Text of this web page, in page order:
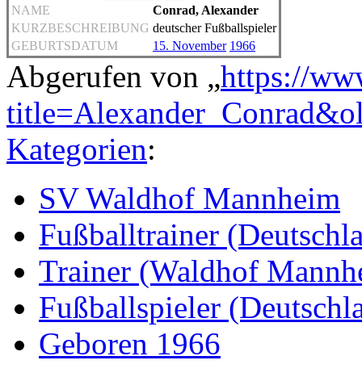
NAME
Conrad, Alexander
KURZBESCHREIBUNG deutscher Fußballspieler
GEBURTSDATUM
15. November 1966
Abgerufen von „https://
Kategorien:
SV Waldhof Mannheim
Fußballtrainer
Trainer (Waldhof
Fußballspieler
Geboren 1966